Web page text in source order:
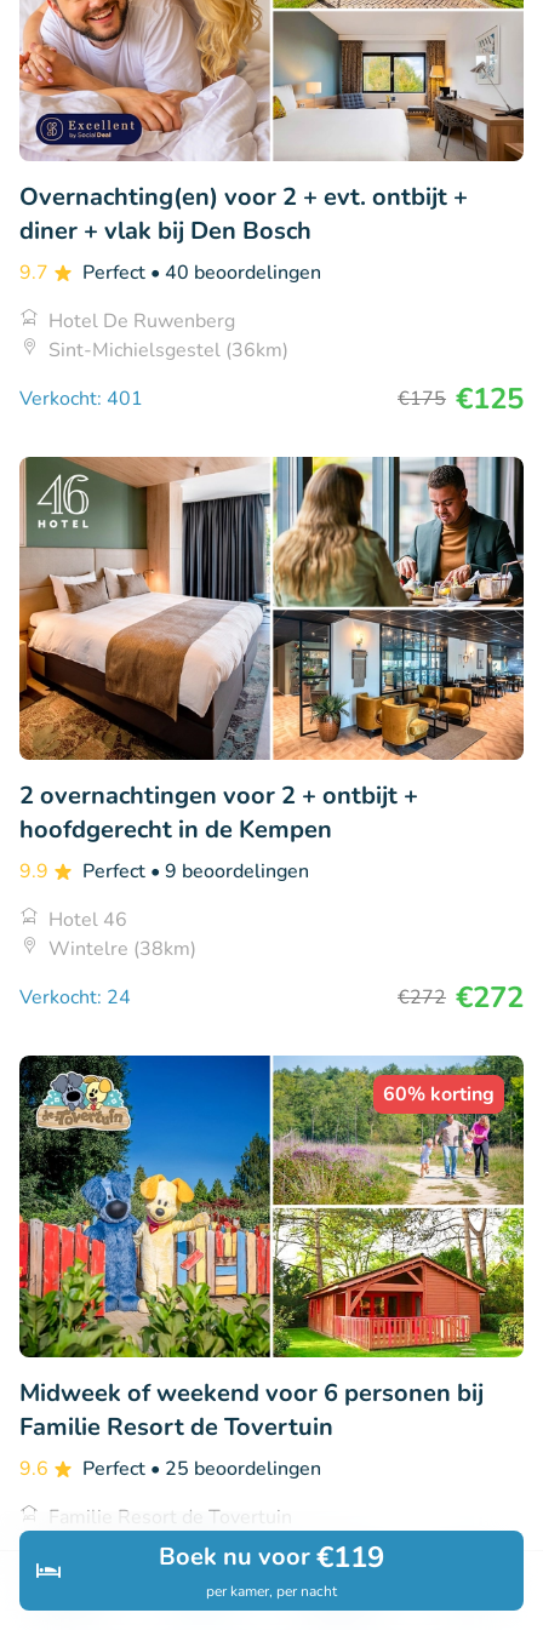
Zoeken Boekingen
Boek nu voor€119
per kamer, per nacht
Overnachting(en) voor 2 + evt. ontbijt +
diner + vlak bij Den Bosch
9.7 Perfect • 40 beoordelingen
Hotel De Ruwenberg
Sint-Michielsgestel (36km)
Verkocht: 401
€175 €125
2 overnachtingen voor 2 + ontbijt +
hoofdgerecht in de Kempen
9.9 Perfect • 9 beoordelingen
Hotel 46
Wintelre (38km)
Verkocht: 24
€272 €272
60% korting
Midweek of weekend voor 6 personen bij
Familie Resort de Tovertuin
9.6 Perfect • 25 beoordelingen
Familie Resort de Tovertuin
Hoogerheide (38km)
€399